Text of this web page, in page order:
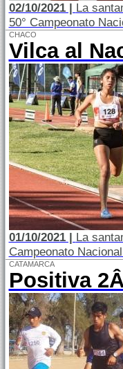
02/10/2021 | La
50° Campeonato
CHACO
Vilca al
01/10/2021 | La
Campeonato
CATAMARCA
Positiva